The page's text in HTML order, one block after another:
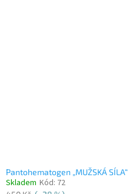
Pantohematogen „MUŽSKÁ SÍLA“
Skladem Kód: 72